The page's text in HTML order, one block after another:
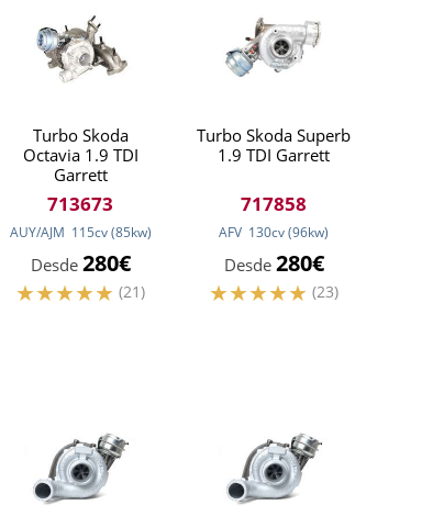
Turbo Skoda
Octavia 1.9 TDI
Garrett
713673
AUY/AJM 115cv (85kw)
Desde 280€
(21)
Turbo Skoda Superb
1.9 TDI Garrett
717858
AFV 130cv(96kw)
Desde 280€
(23)